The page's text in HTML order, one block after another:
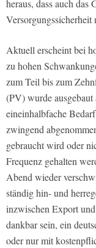
heraus, dass auch das
Aktuell erscheint bei
zu hohen
zum Teil bis zum
(PV) wurde
eineinhalbfache
zwingend
gebraucht wird oder
Frequenz gehalten
Abend wieder
ständig hin- und
inzwischen Export
dankbar sein, ein
oder nur mit